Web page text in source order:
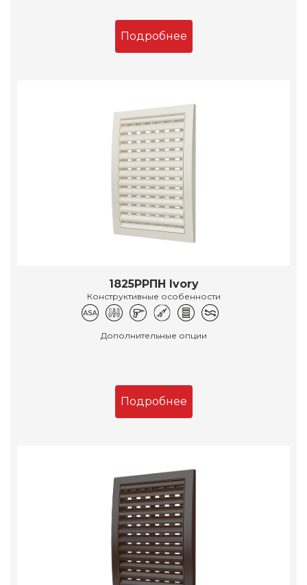
Подробнее
1825РРПН Ivory
Конструктивные особенности
Дополнительные опции
Подробнее